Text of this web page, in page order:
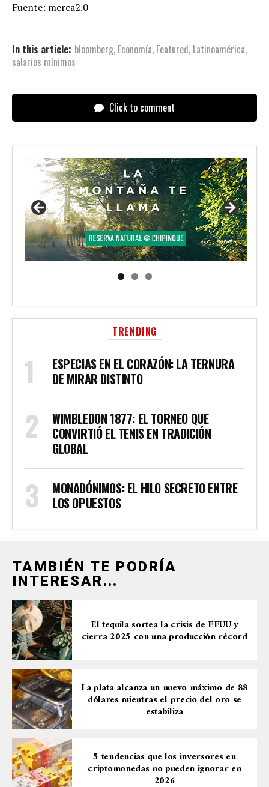
Fuente: merca2.0
In this article: bloomberg, Economía, Featured, Latinoamérica,
salarios mínimos
Click to comment
TRENDING
ESPECIAS EN EL CORAZÓN: LA TERNURA
DE MIRAR DISTINTO
WIMBLEDON 1877: EL TORNEO QUE
CONVIRTIÓ EL TENIS EN TRADICIÓN
GLOBAL
MONADÓNIMOS: EL HILO SECRETO ENTRE
LOS OPUESTOS
TAMBIÉN TE PODRÍA
INTERESAR...
El tequila sortea la crisis de EEUU y
cierra 2025 con una producción récord
La plata alcanza un nuevo máximo de 88
dólares mientras el precio del oro se
estabiliza
5 tendencias que los inversores en
criptomonedas no pueden ignorar en
2026